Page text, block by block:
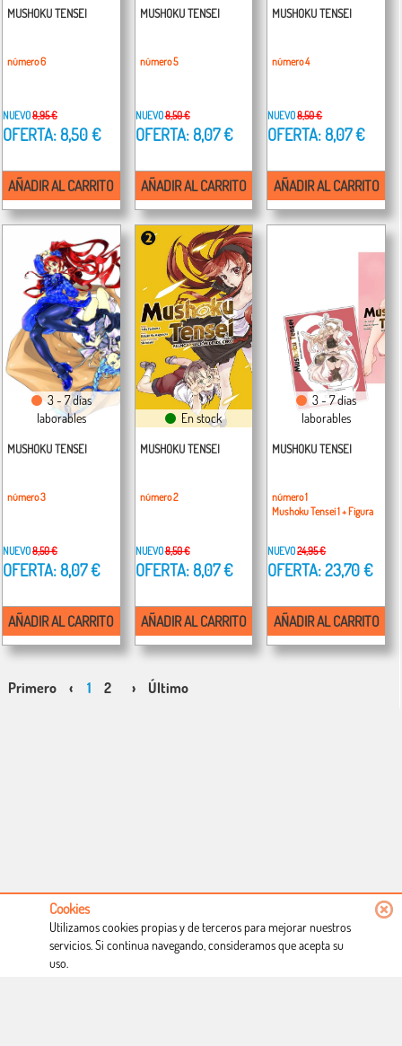
MUSHOKU TENSEI
número 6
NUEVO8,95 €
OFERTA: 8,50 €
AÑADIR AL CARRITO
MUSHOKU TENSEI
número 5
NUEVO8,50 €
OFERTA: 8,07 €
AÑADIR AL CARRITO
MUSHOKU TENSEI
número 4
NUEVO8,50 €
OFERTA: 8,07 €
AÑADIR AL CARRITO
3 - 7 días
laborables
MUSHOKU TENSEI
número 3
NUEVO8,50 €
OFERTA: 8,07 €
AÑADIR AL CARRITO
En stock
MUSHOKU TENSEI
número 2
NUEVO8,50 €
OFERTA: 8,07 €
AÑADIR AL CARRITO
3 - 7 días
laborables
MUSHOKU TENSEI
número 1
Mushoku Tensei 1 + Figura
NUEVO24,95 €
OFERTA: 23,70 €
AÑADIR AL CARRITO
Primero ‹ 1 2 › Último
Condiciones de uso
Cookies
Utilizamos cookies propias y de terceros para mejorar nuestros
servicios. Si continua navegando, consideramos que acepta su
uso.